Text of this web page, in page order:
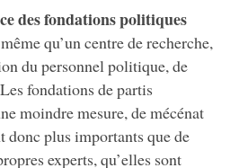
des fondations politiques
qu’un centre de recherche,
du personnel politique, de
fondations de partis
moindre mesure, de mécénat
donc plus importants que de
experts, qu’elles sont